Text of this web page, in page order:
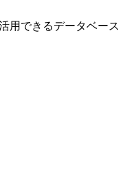
用できるデータベース